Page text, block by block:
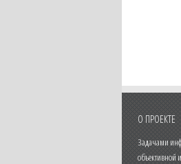
О ПРОЕКТЕ
Задачами
объективной